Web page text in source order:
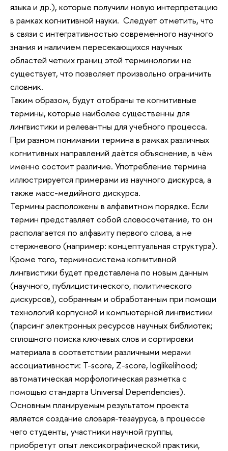
языка и др.), которые получили новую интерпретацию
в рамках когнитивной науки. Следует отметить, что
в связи с интегративностью современного научного
знания и наличием пересекающихся научных
областей четких границ этой терминологии не
существует, что позволяет произвольно ограничить
словник.
Таким образом, будут отобраны те когнитивные
термины, которые наиболее существенны для
лингвистики и релевантны для учебного процесса.
При разном понимании термина в рамках различных
когнитивных направлений даётся объяснение, в чём
именно состоит различие. Употребление термина
иллюстрируется примерами из научного дискурса, а
также масс-медийного дискурса.
Термины расположены в алфавитном порядке. Если
термин представляет собой словосочетание, то он
располагается по алфавиту первого слова, а не
стержневого (например: концептуальная структура).
Кроме того, терминосистема когнитивной
лингвистики будет представлена по новым данным
(научного, публицистического, политического
дискурсов), собранным и обработанным при помощи
технологий корпусной и компьютерной лингвистики
(парсинг электронных ресурсов научных библиотек;
сплошного поиска ключевых слов и сортировки
материала в соответствии различными мерами
ассоциативности: T-score, Z-score, loglikelihood;
автоматическая морфологическая разметка с
помощью стандарта Universal Dependencies).
Основным планируемым результатом проекта
является создание словаря-тезауруса, в процессе
чего студенты, участники научной группы,
приобретут опыт лексикографической практики,